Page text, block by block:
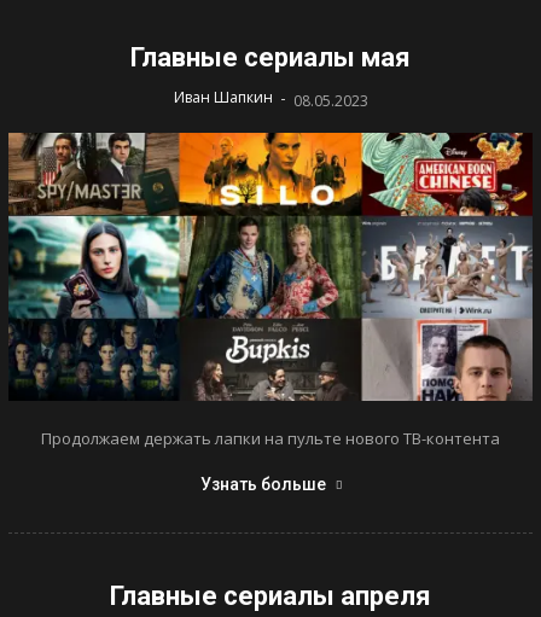
Главные сериалы мая
Иван Шапкин - 08.05.2023
Продолжаем держать лапки на пульте нового ТВ-контента
Узнать больше
Главные сериалы апреля